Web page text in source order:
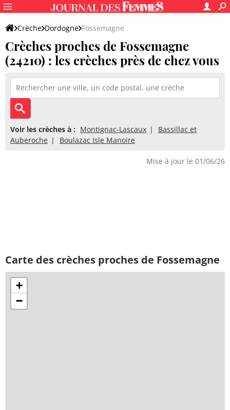
Crèche Dordogne Fossemagne
Crèches proches de Fossemagne
(24210) : les crèches près de chez vous
Voir les crèches à : Montignac-Lascaux
Bassillac et
Auberoche
Boulazac Isle Manoire
Mise à jour le 01/06/26
Carte des crèches proches de Fossemagne
+
−